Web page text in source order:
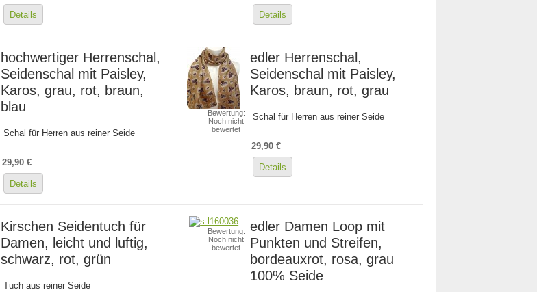
Details Details
hochwertiger Herrenschal,
Seidenschal mit Paisley,
Karos, grau, rot, braun,
blau
Schal für Herren aus reiner Seide
29,90 €
Details
Bewertung:
Noch nicht
bewertet
edler Herrenschal,
Seidenschal mit Paisley,
Karos, braun, rot, grau
Schal für Herren aus reiner Seide
29,90 €
Details
Kirschen Seidentuch für
Damen, leicht und luftig,
schwarz, rot, grün
Tuch aus reiner Seide
Bewertung:
Noch nicht
bewertet
edler Damen Loop mit
Punkten und Streifen,
bordeauxrot, rosa, grau
100% Seide